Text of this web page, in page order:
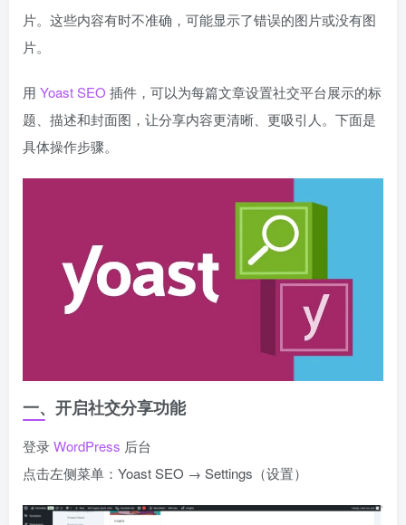
片。这些内容有时不准确，可能显示了错误的图片或没有图
片。
用 Yoast SEO 插件，可以为每篇文章设置社交平台展示的标
题、描述和封面图，让分享内容更清晰、更吸引人。下面是
具体操作步骤。
一、开启社交分享功能
登录WordPress 后台
点击左侧菜单：Yoast SEO → Settings（设置）